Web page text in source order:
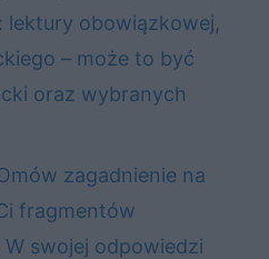
lektury obowiązkowej,
– może to być
oraz wybranych
zagadnienie na
fragmentów
swojej odpowiedzi